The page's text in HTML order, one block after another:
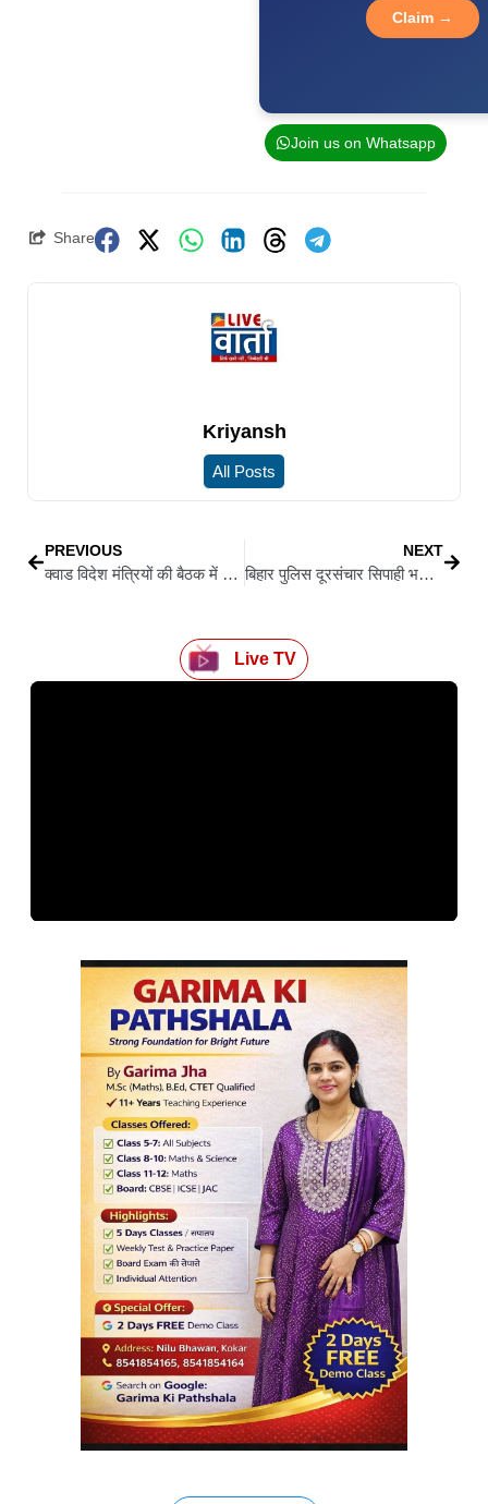
Claim →
Join us on Whatsapp
Share
Kriyansh
All Posts
PREVIOUS
क्वाड विदेश मंत्रियों की बैठक में बोले जयशंकर, हिन्द-प्रशांत को स्थिर और मुक्त रखना साझा जिम्मेदारी
NEXT
बिहार पुलिस दूरसंचार सिपाही भर्ती परीक्षा की तारीख बदली, अब 28 जून को होगी परीक्षा
Live TV